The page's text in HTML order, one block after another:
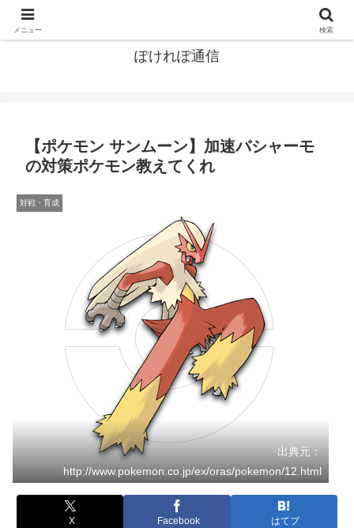
ぽけれぽ通信
【ポケモン サンムーン】加速バシャーモ
の対策ポケモン教えてくれ
対戦・育成
出典元：
http://www.pokemon.co.jp/ex/oras/pokemon/12.html
X Facebook はてブ
メニュー 検索